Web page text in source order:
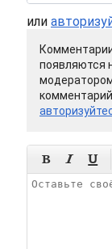
или
появляются
  